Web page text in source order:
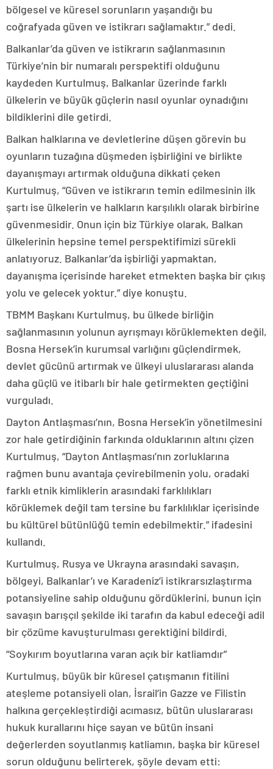
bölgesel ve küresel sorunların yaşandığı bu
coğrafyada güven ve istikrarı sağlamaktır.” dedi.
Balkanlar’da güven ve istikrarın sağlanmasının
Türkiye’nin bir numaralı perspektifi olduğunu
kaydeden Kurtulmuş, Balkanlar üzerinde farklı
ülkelerin ve büyük güçlerin nasıl oyunlar oynadığını
bildiklerini dile getirdi.
Balkan halklarına ve devletlerine düşen görevin bu
oyunların tuzağına düşmeden işbirliğini ve birlikte
dayanışmayı artırmak olduğuna dikkati çeken
Kurtulmuş, “Güven ve istikrarın temin edilmesinin ilk
şartı ise ülkelerin ve halkların karşılıklı olarak birbirine
güvenmesidir. Onun için biz Türkiye olarak, Balkan
ülkelerinin hepsine temel perspektifimizi sürekli
anlatıyoruz. Balkanlar’da işbirliği yapmaktan,
dayanışma içerisinde hareket etmekten başka bir çıkış
yolu ve gelecek yoktur.” diye konuştu.
TBMM Başkanı Kurtulmuş, bu ülkede birliğin
sağlanmasının yolunun ayrışmayı körüklemekten değil,
Bosna Hersek’in kurumsal varlığını güçlendirmek,
devlet gücünü artırmak ve ülkeyi uluslararası alanda
daha güçlü ve itibarlı bir hale getirmekten geçtiğini
vurguladı.
Dayton Antlaşması’nın, Bosna Hersek’in yönetilmesini
zor hale getirdiğinin farkında olduklarının altını çizen
Kurtulmuş, “Dayton Antlaşması’nın zorluklarına
rağmen bunu avantaja çevirebilmenin yolu, oradaki
farklı etnik kimliklerin arasındaki farklılıkları
körüklemek değil tam tersine bu farklılıklar içerisinde
bu kültürel bütünlüğü temin edebilmektir.” ifadesini
kullandı.
Kurtulmuş, Rusya ve Ukrayna arasındaki savaşın,
bölgeyi, Balkanlar’ı ve Karadeniz’i istikrarsızlaştırma
potansiyeline sahip olduğunu gördüklerini, bunun için
savaşın barışçıl şekilde iki tarafın da kabul edeceği adil
bir çözüme kavuşturulması gerektiğini bildirdi.
“Soykırım boyutlarına varan açık bir katliamdır”
Kurtulmuş, büyük bir küresel çatışmanın fitilini
ateşleme potansiyeli olan, İsrail’in Gazze ve Filistin
halkına gerçekleştirdiği acımasız, bütün uluslararası
hukuk kurallarını hiçe sayan ve bütün insani
değerlerden soyutlanmış katliamın, başka bir küresel
sorun olduğunu belirterek, şöyle devam etti: